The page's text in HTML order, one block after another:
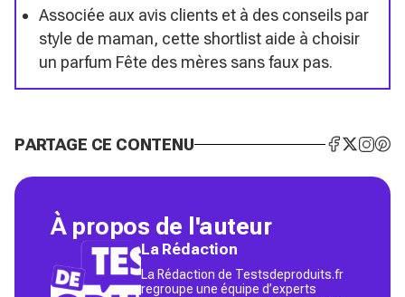
Associée aux avis clients et à des conseils par
style de maman, cette shortlist aide à choisir
un parfum Fête des mères sans faux pas.
PARTAGE CE CONTENU
À propos de l'auteur
La Rédaction
La Rédaction de Testsdeproduits.fr
regroupe une équipe d’experts